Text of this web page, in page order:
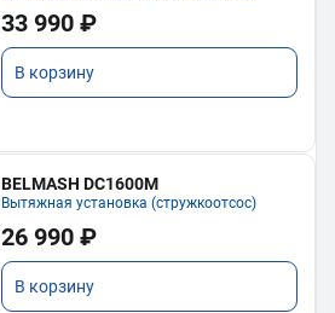
33 990 ₽
В корзину
BELMASH DC1600M
Вытяжная установка (стружкоотсос)
26 990 ₽
В корзину